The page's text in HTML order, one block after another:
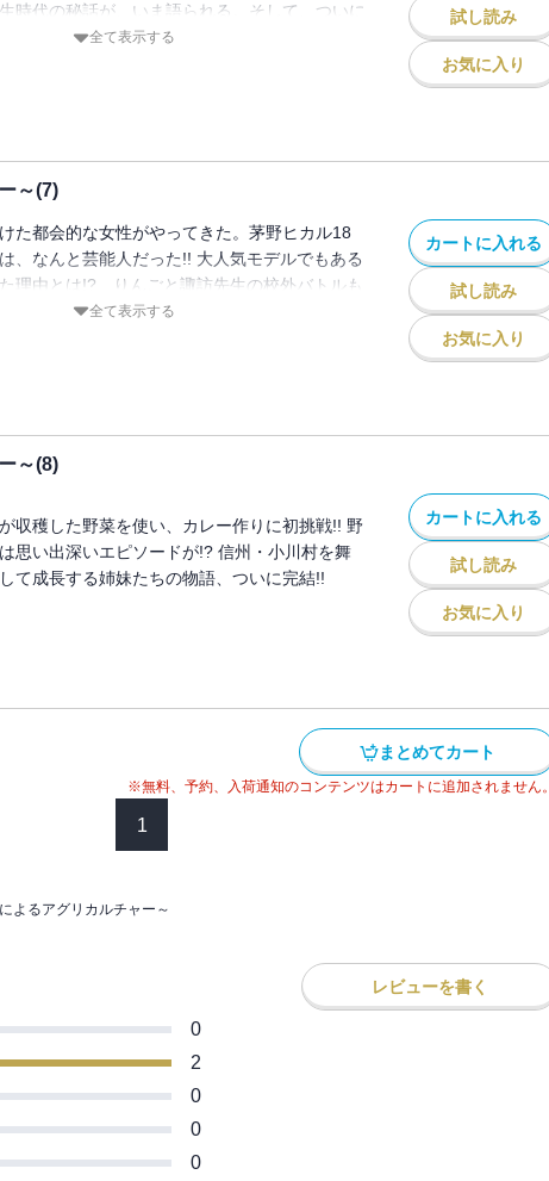
時代の秘話が、いま語られる。そして、ついに
物“おやき”作りに挑戦する第６巻、おいしく実
全て表示する
試し読み
お気に入り
～(7)
た都会的な女性がやってきた。茅野ヒカル18
、なんと芸能人だった!! 大人気モデルでもある
理由とは!? りんごと諏訪先生の校外バトルも
ホカの第７巻!!全て表示する
カートに入れる
試し読み
お気に入り
～(8)
収穫した野菜を使い、カレー作りに初挑戦!! 野
思い出深いエピソードが!? 信州・小川村を舞
て成長する姉妹たちの物語、ついに完結!!
カートに入れる
試し読み
お気に入り
まとめてカート
※無料、予約、入荷通知のコンテンツはカートに追加されません。
1
よるアグリカルチャー～
レビューを書く
0
2
0
0
0